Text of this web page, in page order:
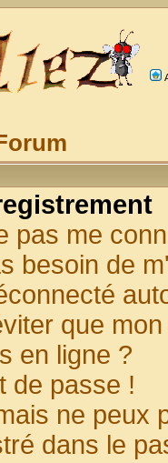
pas me
besoin de
que
en ligne ?
de passe !
ne peux
dans le